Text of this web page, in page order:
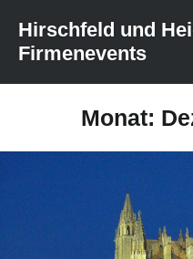
zum
Inhalt
Hirschfeld und
Firmenevents
Monat: